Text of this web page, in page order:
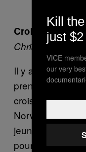
Croisière hors
Christian
Il y a quelques
prendre des
croisière de 48
Norvège et Kiel
jeunes
pour la
Kill
just
VICE
our very